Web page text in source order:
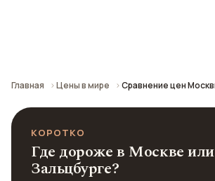
Главная Цены в мире Сравнение цен
КОРОТКО
Где дороже в Москве или
Зальцбурге?